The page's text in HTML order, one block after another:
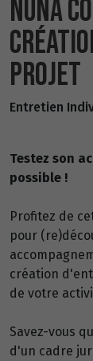
NUNA
PROJET
Entretien
Testez son
possible !
Profitez de
pour
création
de votre
Savez-vous
d'un cadre